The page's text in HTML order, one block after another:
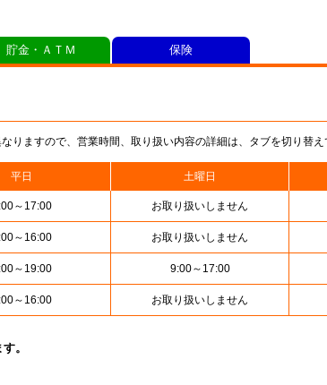
ますので、営業時間、取り扱い内容の詳細は、タブを切り替え
平日 土曜日
～17:00 お取り扱いしません
～16:00 お取り扱いしません
～19:00 9:00～17:00
～16:00 お取り扱いしません
。
貯金・ＡＴＭ 保険